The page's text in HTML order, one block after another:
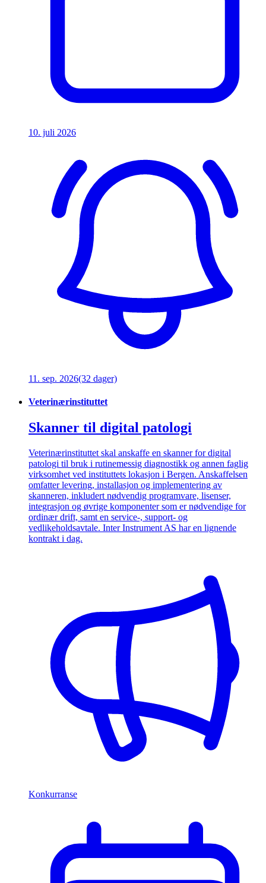
10. juli 2026
11. sep. 2026(32 dager)
Veterinærinstituttet
Skanner til digital patologi
Veterinærinstituttet skal anskaffe en skanner for digital
patologi til bruk i rutinemessig diagnostikk og annen faglig
virksomhet ved instituttets lokasjon i Bergen. Anskaffelsen
omfatter levering, installasjon og implementering av
skanneren, inkludert nødvendig programvare, lisenser,
integrasjon og øvrige komponenter som er nødvendige for
ordinær drift, samt en service-, support- og
vedlikeholdsavtale. Inter Instrument AS har en lignende
kontrakt i dag.
Konkurranse